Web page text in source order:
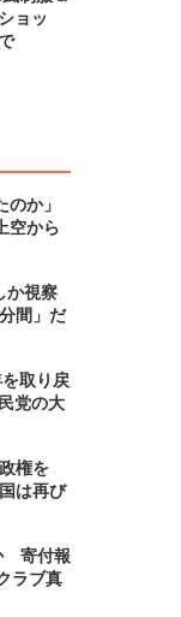
ョッ
か」
空から
か視察
間」だ
取り戻
党の大
権を
は再び
寄付報
ラブ真